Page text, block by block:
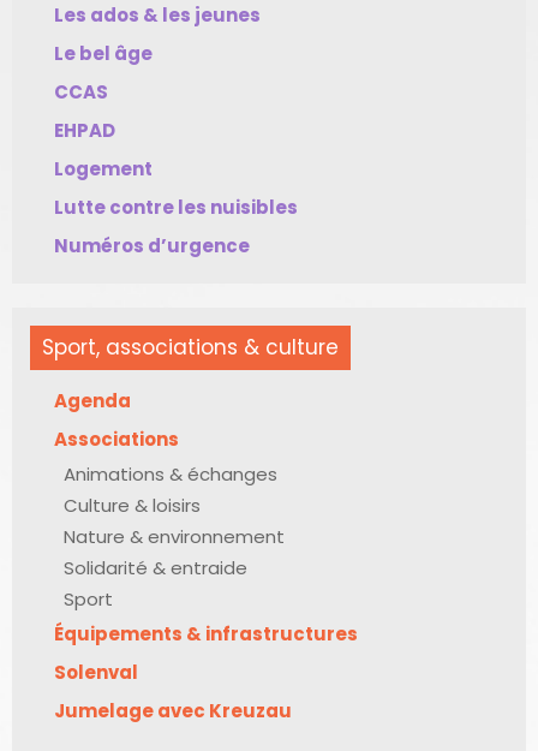
Les ados & les jeunes
Le bel âge
CCAS
EHPAD
Logement
Lutte contre les nuisibles
Numéros d’urgence
Sport, associations & culture
Agenda
Associations
Animations & échanges
Culture & loisirs
Nature & environnement
Solidarité & entraide
Sport
Équipements & infrastructures
Solenval
Jumelage avec Kreuzau